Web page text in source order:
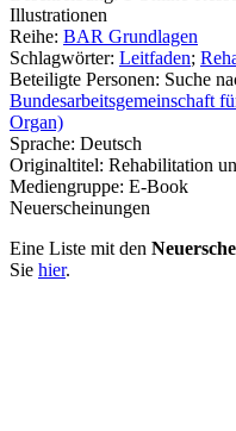
Illustrationen
Reihe: BAR Grundlagen
Schlagwörter: Leitfaden;
Beteiligte Personen: Suche
Bundesarbeitsgemeinschaft
Organ)
Sprache: Deutsch
Originaltitel: Rehabilitation
Mediengruppe: E-Book
Neuerscheinungen
Eine Liste mit den
Sie hier.